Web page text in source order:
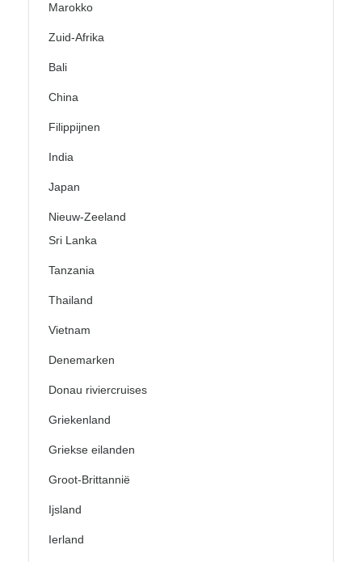
Marokko
Zuid-Afrika
Bali
China
Filippijnen
India
Japan
Nieuw-Zeeland
Sri Lanka
Tanzania
Thailand
Vietnam
Denemarken
Donau riviercruises
Griekenland
Griekse eilanden
Groot-Brittannië
Ijsland
Ierland